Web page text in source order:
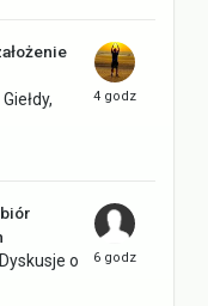
Giełdy,
Dyskusje o